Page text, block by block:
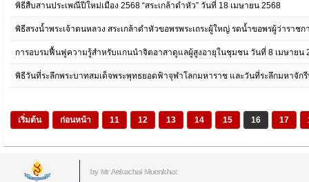
พิธีสืบสานประเพณีปีใหม่เมือง 2568 “สระเกล้าดำหัว” วันที่ 18 เมษายน 2568
พิธีสรงน้ำพระเจ้าตนหลวง สระเกล้าดำหัวขอพรพระเถระผู้ใหญ่ รดน้ำขอพรผู้ว่าราช
การอบรมฟื้นฟูความรู้สำหรับแกนนำจิตอาสาดูแลผู้สูงอายุในชุมชน วันที่ 8 เมษายน
พิธีวันที่ระลึกพระบาทสมเด็จพระพุทธยอดฟ้าจุฬาโลกมหาราช และวันที่ระลึกมหาจัก
เริ่มต้น ก่อนหน้า 11 12 13 14 15 16 17
by Mr.Aekachai Muenkhat